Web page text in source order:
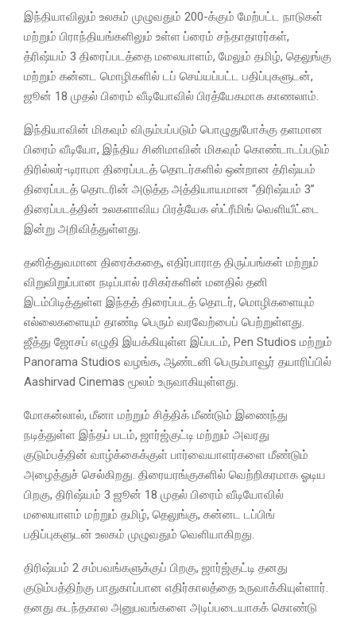
இந்தியாவிலும் உலகம் முழுவதும் 200-க்கும் மேற்பட்ட நாடுகள்
மற்றும் பிராந்தியங்களிலும் உள்ள ப்ரைம் சந்தாதாரர்கள்,
த்ரிஷ்யம் 3 திரைப்படத்தை மலையாளம், மேலும் தமிழ், தெலுங்கு
மற்றும் கன்னட மொழிகளில் டப் செய்யப்பட்ட பதிப்புகளுடன்,
ஜூன் 18 முதல் பிரைம் வீடியோவில் பிரத்யேகமாக காணலாம்.
இந்தியாவின் மிகவும் விரும்பப்படும் பொழுதுபோக்கு தளமான
பிரைம் வீடியோ, இந்திய சினிமாவின் மிகவும் கொண்டாடப்படும்
திரில்லர்-டிராமா திரைப்படத் தொடர்களில் ஒன்றான த்ரிஷ்யம்
திரைப்படத் தொடரின் அடுத்த அத்தியாயமான “திரிஷ்யம் 3”
திரைப்படத்தின் உலகளாவிய பிரத்யேக ஸ்ட்ரீமிங் வெளியீட்டை
இன்று அறிவித்துள்ளது.
தனித்துவமான திரைக்கதை, எதிர்பாராத திருப்பங்கள் மற்றும்
விறுவிறுப்பான நடிப்பால் ரசிகர்களின் மனதில் தனி
இடம்பிடித்துள்ள இந்தத் திரைப்படத் தொடர், மொழிகளையும்
எல்லைகளையும் தாண்டி பெரும் வரவேற்பைப் பெற்றுள்ளது.
ஜீத்து ஜோசப் எழுதி இயக்கியுள்ள இப்படம், Pen Studios மற்றும்
Panorama Studios வழங்க, ஆண்டனி பெரும்பாவூர் தயாரிப்பில்
Aashirvad Cinemas மூலம் உருவாகியுள்ளது.
மோகன்லால், மீனா மற்றும் சித்திக் மீண்டும் இணைந்து
நடித்துள்ள இந்தப் படம், ஜார்ஜ்குட்டி மற்றும் அவரது
குடும்பத்தின் வாழ்க்கைக்குள் பார்வையாளர்களை மீண்டும்
அழைத்துச் செல்கிறது. திரையரங்குகளில் வெற்றிகரமாக ஓடிய
பிறகு, திரிஷ்யம் 3 ஜூன் 18 முதல் பிரைம் வீடியோவில்
மலையாளம் மற்றும் தமிழ், தெலுங்கு, கன்னட டப்பிங்
பதிப்புகளுடன் உலகம் முழுவதும் வெளியாகிறது.
திரிஷ்யம் 2 சம்பவங்களுக்குப் பிறகு, ஜார்ஜ்குட்டி தனது
குடும்பத்திற்கு பாதுகாப்பான எதிர்காலத்தை உருவாக்கியுள்ளார்.
தனது கடந்தகால அனுபவங்களை அடிப்படையாகக் கொண்டு